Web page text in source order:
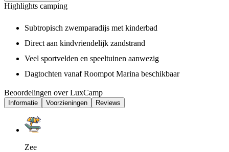
Highlights camping
Subtropisch zwemparadijs met kinderbad
Direct aan kindvriendelijk zandstrand
Veel sportvelden en speeltuinen aanwezig
Dagtochten vanaf Roompot Marina beschikbaar
Beoordelingen over LuxCamp
Informatie Voorzieningen Reviews
Zee